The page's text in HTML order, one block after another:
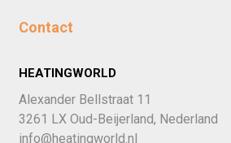
Contact
HEATINGWORLD
Alexander Bellstraat 11
3261 LX Oud-Beijerland, Nederland
info@heatingworld.nl